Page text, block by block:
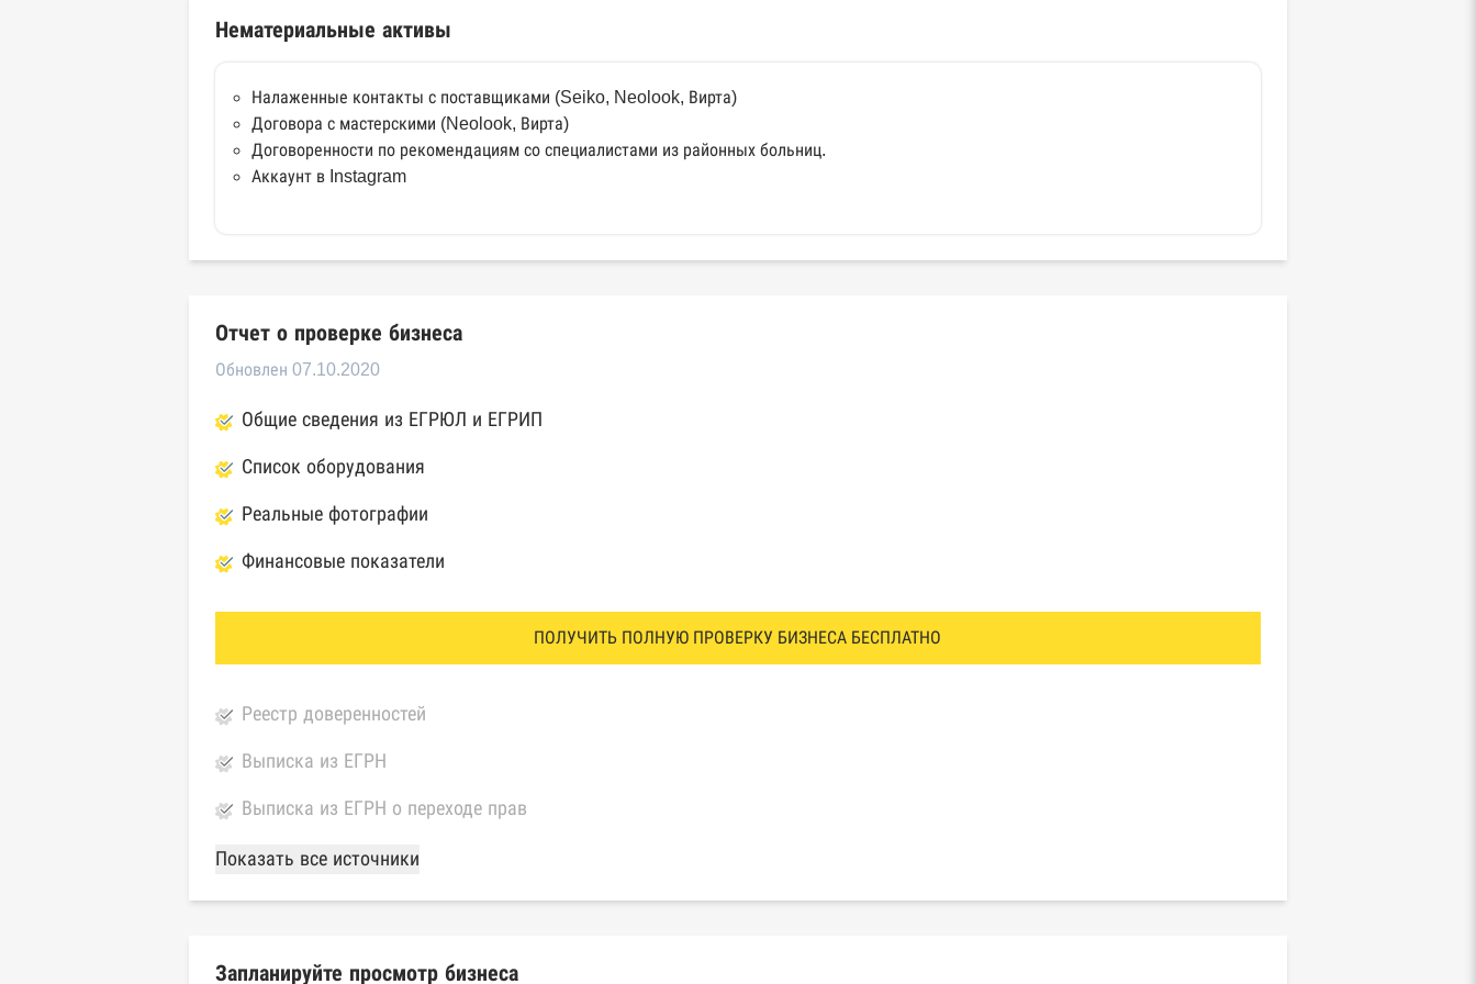
Нематериальные активы
Налаженные контакты с поставщиками (Seiko, Neolook, Вирта)
Договора с мастерскими (Neolook, Вирта)
Договоренности по рекомендациям со специалистами из районных больниц.
Аккаунт в Instagram
Отчет о проверке бизнеса
Обновлен 07.10.2020
Общие сведения из ЕГРЮЛ и ЕГРИП
Список оборудования
Реальные фотографии
Финансовые показатели
ПОЛУЧИТЬ ПОЛНУЮ ПРОВЕРКУ БИЗНЕСА БЕСПЛАТНО
Реестр доверенностей
Выписка из ЕГРН
Выписка из ЕГРН о переходе прав
База Росстата
Реестры ЕГРЮЛ и ЕГРИП Федеральной налоговой службы России
Показать все источники
Запланируйте просмотр бизнеса